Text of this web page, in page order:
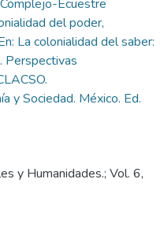
Ecuestre
del poder,
La colonialidad del saber:
Perspectivas
y Sociedad. México. Ed.
y Humanidades.; Vol. 6,